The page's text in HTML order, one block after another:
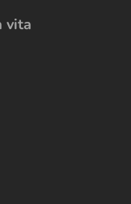
vita